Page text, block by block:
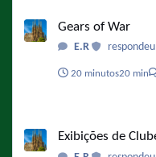
Gears of War
E.R
20 minutos20 min
Exibições de